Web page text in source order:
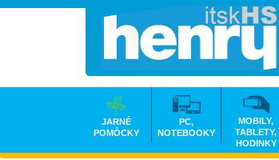
JARNÉ
POMÔCKY
PC,
NOTEBOOKY
MOBILY,
TABLETY,
HODINKY